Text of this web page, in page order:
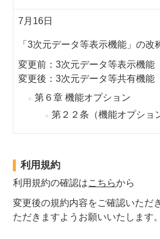
7月16日
「3次元データ等表示機能」の改
変更前：3次元データ等表示機能
変更後：3次元データ等共有機能
第６章 機能オプション
第２２条（機能オプショ
利用規約
利用規約の確認はこちらから
変更後の規約内容をご確認いただ
ただきますようお願いいたします。